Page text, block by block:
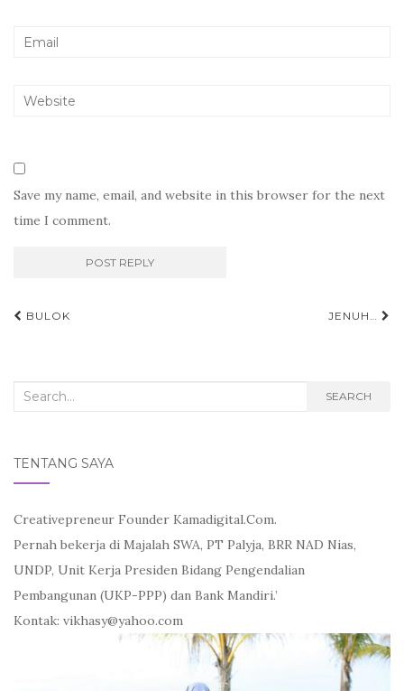
Save my name, email, and website in this browser for the next
time I comment.
Post
BULOK JENUH…
Search
SEARCH
TENTANG SAYA
Creativepreneur Founder Kamadigital.Com.
Pernah bekerja di Majalah SWA, PT Palyja, BRR NAD Nias,
UNDP, Unit Kerja Presiden Bidang Pengendalian
Pembangunan (UKP-PPP) dan Bank Mandiri.’
Kontak: vikhasy@yahoo.com